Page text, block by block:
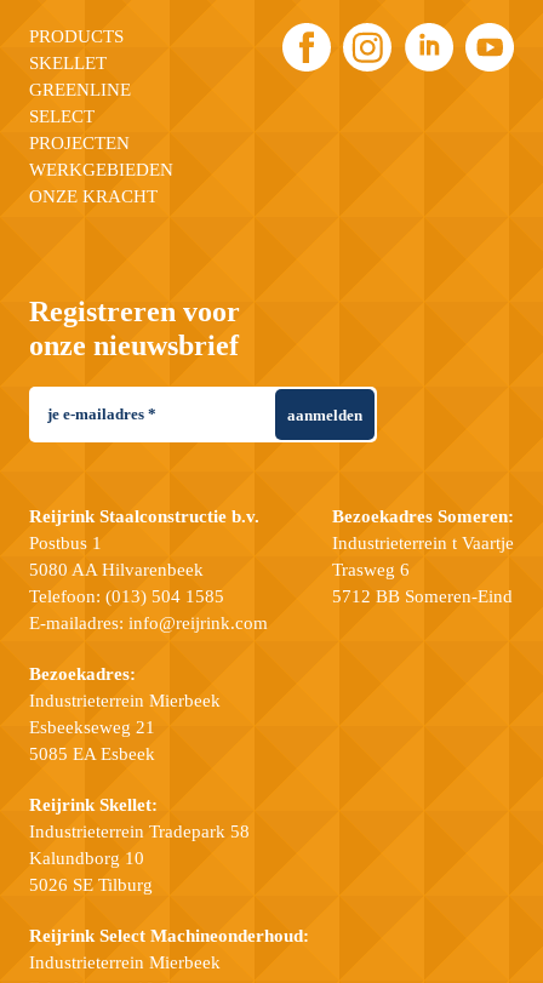
PRODUCTS
SKELLET
GREENLINE
SELECT
PROJECTEN
WERKGEBIEDEN
ONZE KRACHT
Registreren voor
onze nieuwsbrief
aanmelden
Reijrink Staalconstructie b.v.
Postbus 1
5080 AA Hilvarenbeek
Telefoon: (013) 504 1585
E-mailadres: info@reijrink.com
Bezoekadres:
Industrieterrein Mierbeek
Esbeekseweg 21
5085 EA Esbeek
Bezoekadres Someren:
Industrieterrein t Vaartje
Trasweg 6
5712 BB Someren-Eind
Reijrink Skellet:
Industrieterrein Tradepark 58
Kalundborg 10
5026 SE Tilburg
Reijrink Select Machineonderhoud:
Industrieterrein Mierbeek